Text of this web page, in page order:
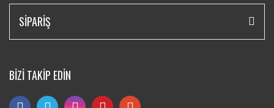
SİPARİŞ
BİZİ TAKİP EDİN